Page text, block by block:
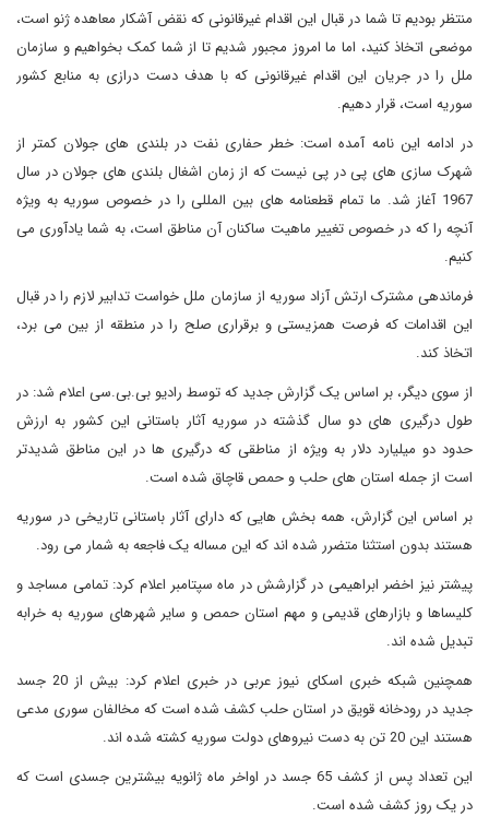
منتظر بودیم تا شما در قبال این اقدام غیرقانونی که نقض آشکار معاهده ژنو است،
موضعی اتخاذ کنید، اما ما امروز مجبور شدیم تا از شما کمک بخواهیم و سازمان
ملل را در جریان این اقدام غیرقانونی که با هدف دست درازی به منابع کشور
سوریه است، قرار دهیم.
در ادامه این نامه آمده است: خطر حفاری نفت در بلندی های جولان کمتر از
شهرک سازی های پی در پی نیست که از زمان اشغال بلندی های جولان در سال
1967 آغاز شد. ما تمام قطعنامه های بین المللی را در خصوص سوریه به ویژه
آنچه را که در خصوص تغییر ماهیت ساکنان آن مناطق است، به شما یادآوری می
کنیم.
فرماندهی مشترک ارتش آزاد سوریه از سازمان ملل خواست تدابیر لازم را در قبال
این اقدامات که فرصت همزیستی و برقراری صلح را در منطقه از بین می برد،
اتخاذ کند.
از سوی دیگر، بر اساس یک گزارش جدید که توسط رادیو بی.بی.سی اعلام شد: در
طول درگیری های دو سال گذشته در سوریه آثار باستانی این کشور به ارزش
حدود دو میلیارد دلار به ویژه از مناطقی که درگیری ها در این مناطق شدیدتر
است از جمله استان های حلب و حمص قاچاق شده است.
بر اساس این گزارش، همه بخش هایی که دارای آثار باستانی تاریخی در سوریه
هستند بدون استثنا متضرر شده اند که این مساله یک فاجعه به شمار می رود.
پیشتر نیز اخضر ابراهیمی در گزارشش در ماه سپتامبر اعلام کرد: تمامی مساجد و
کلیساها و بازارهای قدیمی و مهم استان حمص و سایر شهرهای سوریه به خرابه
تبدیل شده اند.
همچنین شبکه خبری اسکای نیوز عربی در خبری اعلام کرد: بیش از 20 جسد
جدید در رودخانه قویق در استان حلب کشف شده است که مخالفان سوری مدعی
هستند این 20 تن به دست نیروهای دولت سوریه کشته شده اند.
این تعداد پس از کشف 65 جسد در اواخر ماه ژانویه بیشترین جسدی است که
در یک روز کشف شده است.